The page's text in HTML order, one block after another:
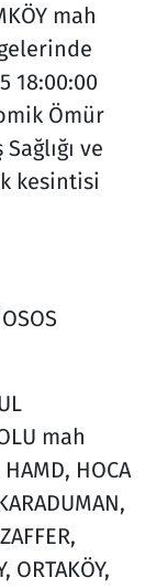
mah
18:00:00
Ömür
ve
kesintisi
mah
HAMD, HOCA
ORTAKÖY,